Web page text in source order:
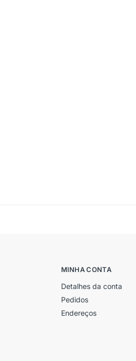
MINHA CONTA
Detalhes da conta
Pedidos
Endereços